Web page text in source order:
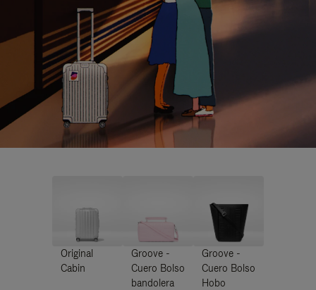
Original
Cabin
Groove -
Cuero Bolso
bandolera
Groove -
Cuero Bolso
Hobo